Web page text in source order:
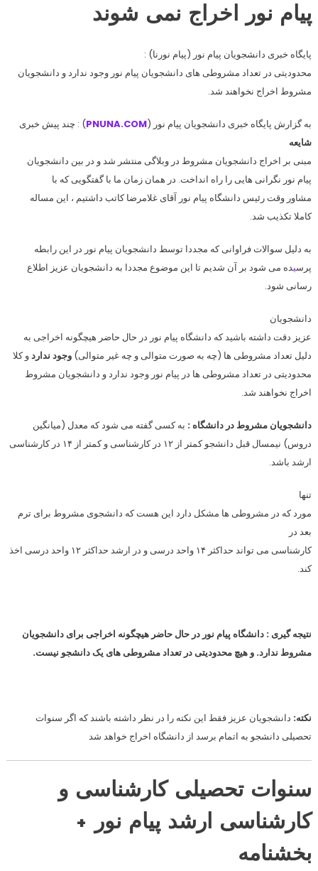
پیام نور اخراج نمی شوند
پایگاه خبری دانشجویان پیام نور (پیام نورنا) :
محدودیتی در تعداد مشروطی های دانشجویان پیام نور وجود ندارد و دانشجویان
مشروط اخراج نخواهند شد.
به گزارش پایگاه خبری دانشجویان پیام نور (PNUNA.COM) : چند پیش خبری
شایعه
مبنی بر اخراج دانشجویان مشروط در وبلاگی منتشر شد و در بین دانشجویان
پیام نور نگرانی هایی را راه انداخت. در همان زمان ما با گفتگویی که با
مشاور وقت رئیس دانشگاه پیام نور آقای غلامرضا کاتب داشتیم ، این مساله
کاملا تکذیب شد.
به دلیل سوالات فراوانی که مجددا توسط دانشجویان پیام نور در این رابطه
پرسیده می شود بر آن شدیم تا این موضوع مجددا به دانشجویان عزیز اطلاع
رسانی شود.
دانشجویان
عزیز دقت داشته باشید که دانشگاه پیام نور در حال حاضر هیچگونه اخراجی به
دلیل تعداد مشروطی ها (چه به صورت متوالی و چه غیر متوالی) وجود نداردو کلا
محدودیتی در تعداد مشروطی ها در پیام نور وجود ندارد و دانشجویان مشروط
اخراج نخواهند شد.
دانشجویان مشروط در دانشگاه : به کسی گفته می شود که معدل (میانگین
دروس) نیمسال قبل دانشجو کمتر از ۱۲ در کارشناسی و کمتر از ۱۴ در کارشناسی
ارشد باشد.
تنها
مورد که در مشروطی ها مشکل دارد این هست که دانشجوی مشروط برای ترم
بعد در
کارشناسی می تواند حداکثر ۱۴ واحد درسی و در ارشد حداکثر ۱۲ واحد درسی اخذ
کند.
نتیجه گیری : دانشگاه پیام نور در حال حاضر هیچگونه اخراجی برای دانشجویان
مشروط ندارد. و هیچ محدودیتی در تعداد مشروطی های یک دانشجو نیست.
نکته: دانشجویان عزیز فقط این نکته را در نظر داشته باشند که اگر سنوات
تحصیلی دانشجو به اتمام برسد از دانشگاه اخراج خواهد شد
سنوات تحصیلی کارشناسی و
کارشناسی ارشد پیام نور +
بخشنامه